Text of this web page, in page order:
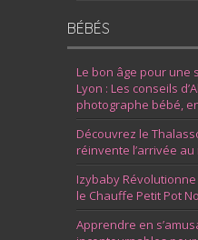
BÉBÉS
Le bon âge pour une
Lyon : Les conseils
photographe bébé,
Découvrez le
réinvente l’arrivée au
Izybaby
le Chauffe Petit Pot
Apprendre en